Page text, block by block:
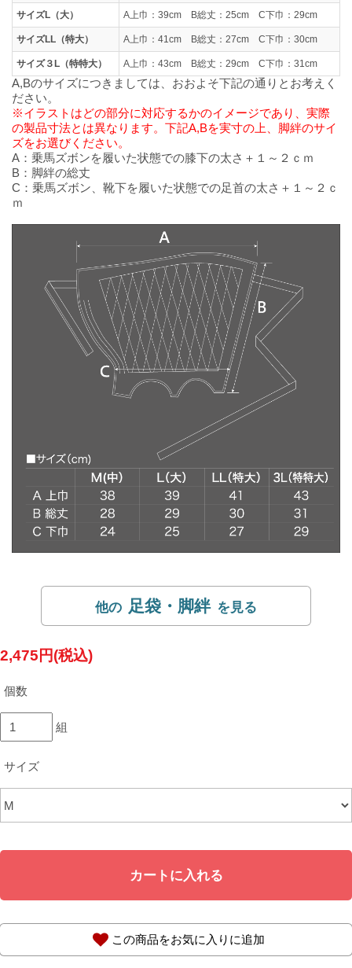
サイズL（大） A上巾：39cm B総丈：25cm C下巾：29cm
サイズLL（特大） A上巾：41cm B総丈：27cm C下巾：30cm
サイズ３L（特特大） A上巾：43cm B総丈：29cm C下巾：31cm
A,Bのサイズにつきましては、おおよそ下記の通りとお考えく
ださい。
※イラストはどの部分に対応するかのイメージであり、実際
の製品寸法とは異なります。下記A,Bを実寸の上、脚絆のサイ
ズをお選びください。
A：乗馬ズボンを履いた状態での膝下の太さ＋１～２ｃｍ
B：脚絆の総丈
C：乗馬ズボン、靴下を履いた状態での足首の太さ＋１～２ｃ
ｍ
足袋・脚絆
2,475円(税込)
個数
組
サイズ
カートに入れる
この商品をお気に入りに追加